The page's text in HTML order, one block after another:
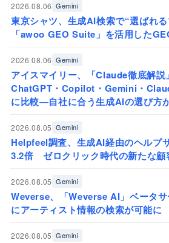
2026.08.06 Gemini
東京シャツ、生成AI検索で“選ばれ
「awoo GEO Suite」を活用した
2026.08.06 Gemini
アイスマイリー、「Claude徹底解説
ChatGPT・Copilot・Gemini・
に比較―自社に合う生成AIの選び方
2026.08.05 Gemini
Helpfeel調査、生成AI経由のヘルプ
3.2倍 ゼロクリック時代の新たな顧
2026.08.05 Gemini
Weverse、「Weverse AI」ベータ
にアーティスト情報の検索が可能に
2026.08.05 Gemini